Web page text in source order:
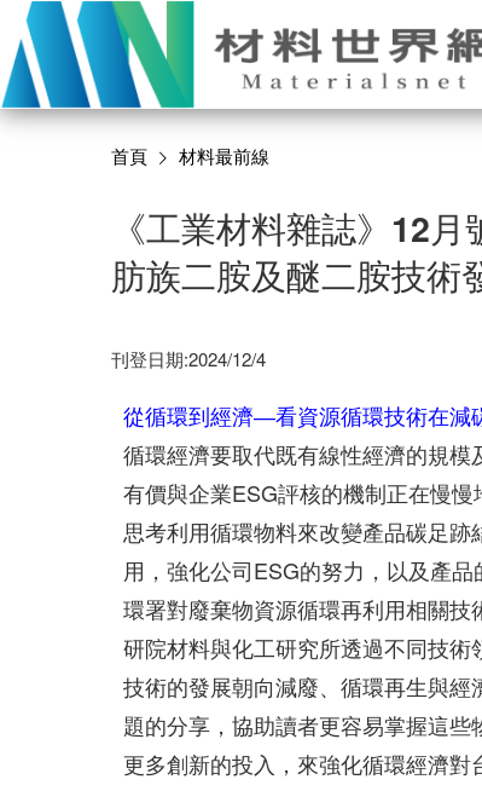
首頁 材料最前線
《工業材料雜誌》12
肪族二胺及醚二胺技術
刊登日期:2024/12/4
從循環到經濟―看資源循環技術在減
循環經濟要取代既有線性經濟的規
有價與企業ESG評核的機制正在慢慢
思考利用循環物料來改變產品碳足
用，強化公司ESG的努力，以及產
環署對廢棄物資源循環再利用相關
研院材料與化工研究所透過不同技
技術的發展朝向減廢、循環再生與
題的分享，協助讀者更容易掌握這
更多創新的投入，來強化循環經濟對